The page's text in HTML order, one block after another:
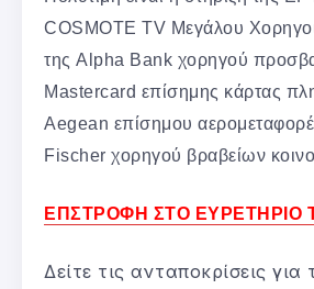
COSMOTE TV Μεγάλου
της Alpha Bank χορηγού
Mastercard επίσημης κάρτας
Aegean επίσημου
Fischer χορηγού βραβείων
ΕΠΣΤΡΟΦΗ ΣΤΟ ΕΥΡΕΤΗΡΙΟ
Δείτε τις ανταποκρίσεις